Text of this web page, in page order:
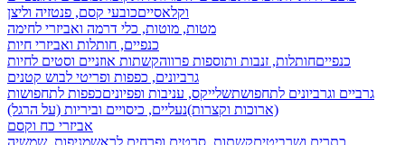
וקלאסייםכובעי קסם, פנטזיה וליצן
מטות, מוטות, כלי דרמה ואביזרי לחימה
כנפיים, חותלות ואביזרי חיות
כנפייםחותלות, זנבות ותוספות פרווהקשתות אוזניים וסטים לחיות
גרביונים, כפפות ופריטי לבוש קטנים
גרביים וגרביונים לתחפושתשלייקס, עניבות ופפיוניםכפפות לתחפושות
(ארוכות וקצרות)נעליים, כיסויים וביריות (על הרגל)
אביזרי כח וקסם
כתרים ושרביטיםקשתות, סרטים ופרחים לראשמניפות, שמשיה